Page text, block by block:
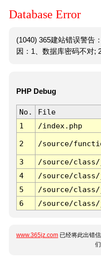
Database Error
(1040) 365建站错误警告
因：1、数据库密码不对;
PHP Debug
No. File
1
/index.php
2 /source/
3 /source/
4
/source/
5
/source/
6
/source/
www.365jz.com 已经将此出错